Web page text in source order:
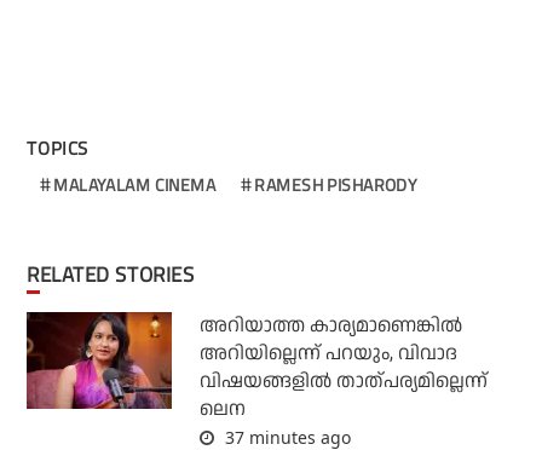
TOPICS
MALAYALAM CINEMA RAMESH PISHARODY
RELATED STORIES
അറിയാത്ത കാര്യമാണെങ്കിൽ
അറിയില്ലെന്ന് പറയും, വിവാദ
വിഷയങ്ങളിൽ താത്പര്യമില്ലെന്ന്
ലെന
37 minutes ago